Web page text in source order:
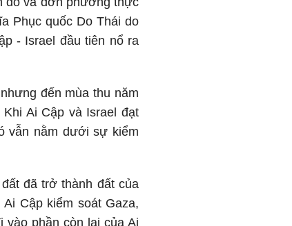
Phục quốc Do Thái do
- Israel đầu tiên nổ ra
đến mùa thu năm
Ai Cập và Israel đạt
vẫn nằm dưới sự kiểm
đã trở thành đất của
Ai Cập kiểm soát Gaza,
phần còn lại của Ai